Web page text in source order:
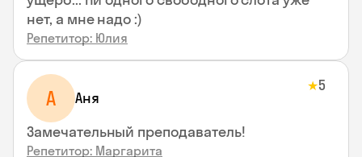
нет, а мне надо :)
Репетитор: Юлия
А Аня
★5
Замечательный преподаватель!
Репетитор: Маргарита